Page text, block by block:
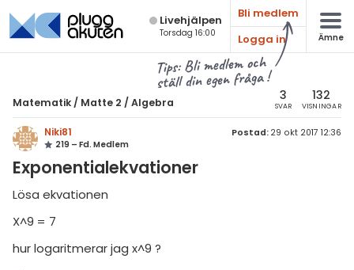
Live­hjälpen
Torsdag 16:00
Bli medlem
Logga in
Ämne
Tips: Bli medlem och
ställ din egen fråga !
Matematik / Matte 2 /Algebra 3
SVAR
132
VISNINGAR
Niki81
219 – Fd. Medlem
Postad: 29 okt 2017 12:36
Exponentialekvationer
Lösa ekvationen
X^9 = 7
hur logaritmerar jag x^9 ?
Alla ämnen
Alla trådar
7
8
Matematik
Matte 2
& Bygg